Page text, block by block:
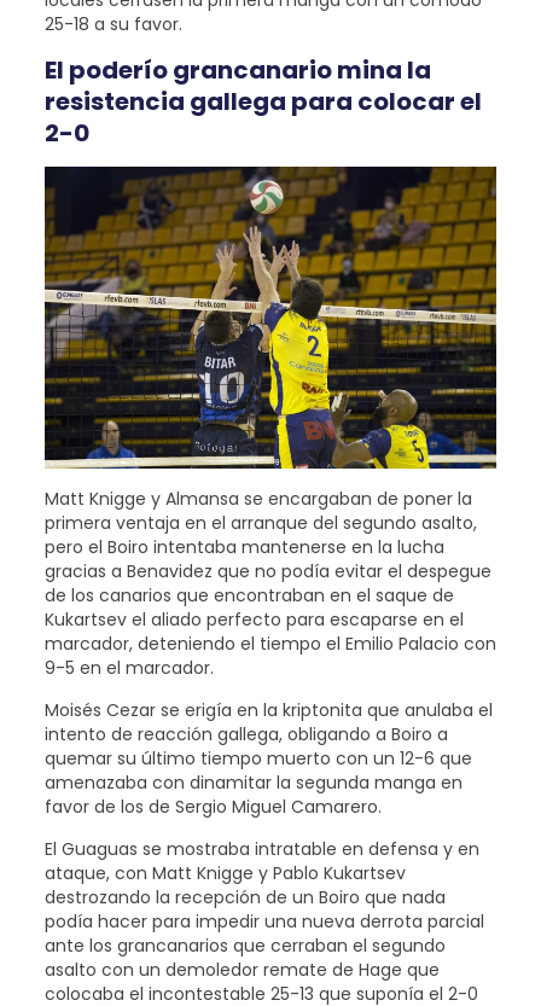
25-18 a su favor.
El poderío grancanario mina la
resistencia gallega para colocar el
2-0
Matt Knigge y Almansa se encargaban de poner la
primera ventaja en el arranque del segundo asalto,
pero el Boiro intentaba mantenerse en la lucha
gracias a Benavidez que no podía evitar el despegue
de los canarios que encontraban en el saque de
Kukartsev el aliado perfecto para escaparse en el
marcador, deteniendo el tiempo el Emilio Palacio con
9-5 en el marcador.
Moisés Cezar se erigía en la kriptonita que anulaba el
intento de reacción gallega, obligando a Boiro a
quemar su último tiempo muerto con un 12-6 que
amenazaba con dinamitar la segunda manga en
favor de los de Sergio Miguel Camarero.
El Guaguas se mostraba intratable en defensa y en
ataque, con Matt Knigge y Pablo Kukartsev
destrozando la recepción de un Boiro que nada
podía hacer para impedir una nueva derrota parcial
ante los grancanarios que cerraban el segundo
asalto con un demoledor remate de Hage que
colocaba el incontestable 25-13 que suponía el 2-0